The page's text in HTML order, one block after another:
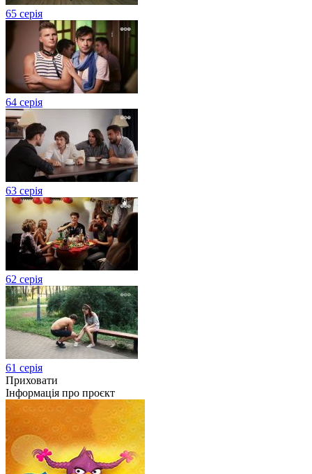
65 серія
64 серія
63 серія
62 серія
61 серія
Приховати
Інформація про проєкт